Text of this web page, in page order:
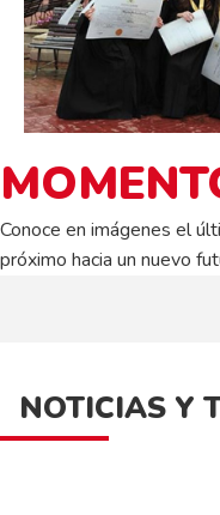
Conoce en imágenes el
próximo hacia un nuevo
NOTICIAS Y